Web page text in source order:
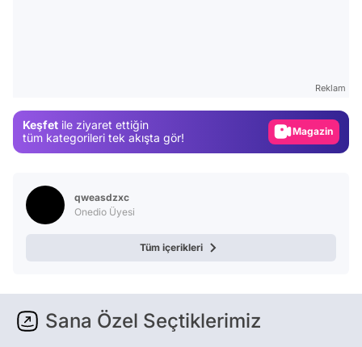
Reklam
Keşfet ile ziyaret ettiğin
tüm kategorileri tek akışta gör!
Magazin
Video
qweasdzxc
Onedio Üyesi
Tüm içerikleri
Sana Özel Seçtiklerimiz